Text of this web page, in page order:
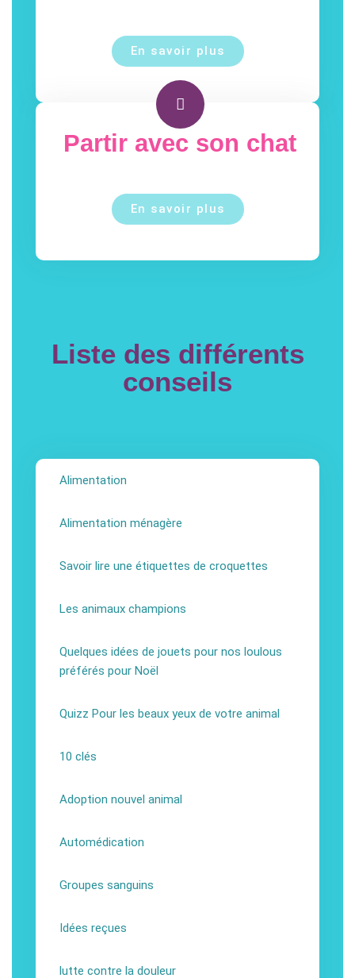
En savoir plus
Partir avec son chat
En savoir plus
Liste des différents
conseils
Alimentation
Alimentation ménagère
Savoir lire une étiquettes de croquettes
Les animaux champions
Quelques idées de jouets pour nos loulous
préférés pour Noël
Quizz Pour les beaux yeux de votre animal
10 clés
Adoption nouvel animal
Automédication
Groupes sanguins
Idées reçues
lutte contre la douleur